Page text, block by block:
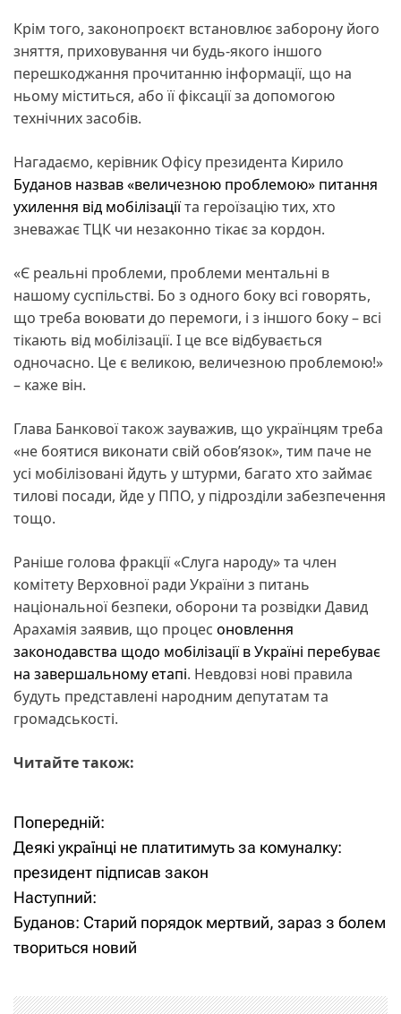
Крім того, законопроєкт встановлює заборону його
зняття, приховування чи будь-якого іншого
перешкоджання прочитанню інформації, що на
ньому міститься, або її фіксації за допомогою
технічних засобів.
Нагадаємо, керівник Офісу президента Кирило
Буданов назвав «величезною проблемою» питання
ухилення від мобілізаціїта героїзацію тих, хто
зневажає ТЦК чи незаконно тікає за кордон.
«Є реальні проблеми, проблеми ментальні в
нашому суспільстві. Бо з одного боку всі говорять,
що треба воювати до перемоги, і з іншого боку – всі
тікають від мобілізації. І це все відбувається
одночасно. Це є великою, величезною проблемою!»
– каже він.
Глава Банкової також зауважив, що українцям треба
«не боятися виконати свій обов’язок», тим паче не
усі мобілізовані йдуть у штурми, багато хто займає
тилові посади, йде у ППО, у підрозділи забезпечення
тощо.
Раніше голова фракції «Слуга народу» та член
комітету Верховної ради України з питань
національної безпеки, оборони та розвідки Давид
Арахамія заявив, що процес оновлення
законодавства щодо мобілізації в Україні перебуває
на завершальному етапі. Невдовзі нові правила
будуть представлені народним депутатам та
громадськості.
Читайте також:
Н
а
в
і
Попередній:
Деякі українці не платитимуть за комуналку:
президент підписав закон
Наступний:
Буданов: Старий порядок мертвий, зараз з болем
твориться новий